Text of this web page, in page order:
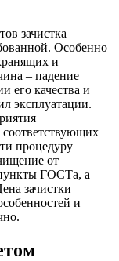
зачистка
Особенно
и
– падение
его качества и
эксплуатации.
соответствующих
процедуру
от
ГОСТа, а
зачистки
и